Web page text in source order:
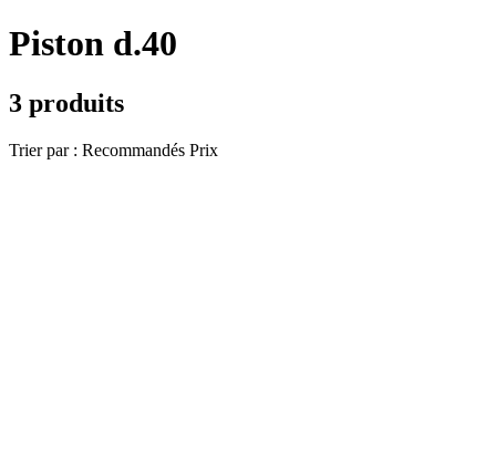
Piston d.40
3 produits
Trier par : Recommandés Prix